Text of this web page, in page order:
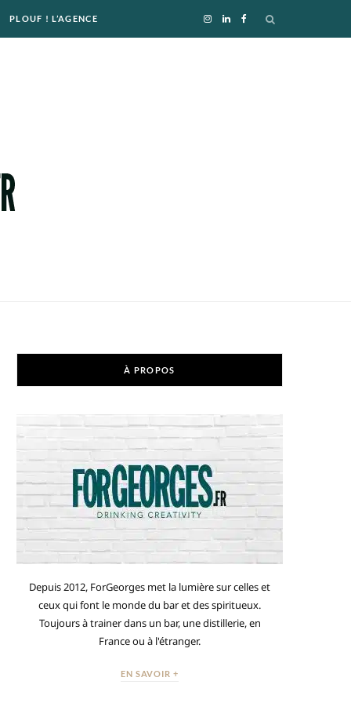
I L
PLOUF ! L’AGENCE
À PROPOS
Depuis 2012, ForGeorges met la lumière sur celles et
ceux qui font le monde du bar et des spiritueux.
Toujours à trainer dans un bar, une distillerie, en
France ou à l'étranger.
EN SAVOIR +